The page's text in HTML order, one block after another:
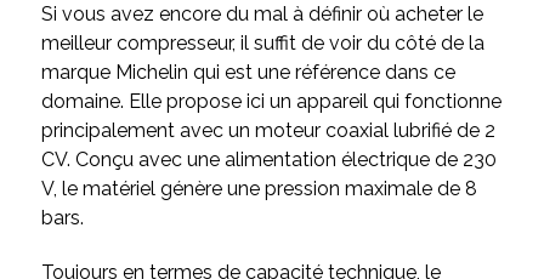
Si vous avez encore du mal à définir où acheter le
meilleur compresseur, il suffit de voir du côté de la
marque Michelin qui est une référence dans ce
domaine. Elle propose ici un appareil qui fonctionne
principalement avec un moteur coaxial lubrifié de 2
CV. Conçu avec une alimentation électrique de 230
V, le matériel génère une pression maximale de 8
bars.
Toujours en termes de capacité technique, le